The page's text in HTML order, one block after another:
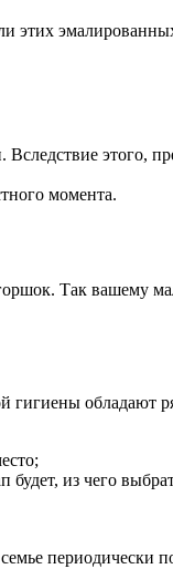
этих
этого,
момента.
Так вашему
гигиены обладают
из чего
периодически